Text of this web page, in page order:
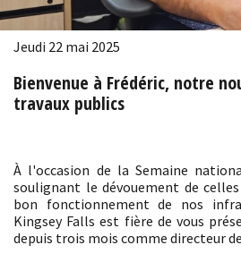
Jeudi 22 mai 2025
Bienvenue à Frédéric, notre
travaux publics
À l'occasion de la Semaine
soulignant le dévouement de
bon fonctionnement de nos
Kingsey Falls est fière de vous
depuis trois mois comme directeur